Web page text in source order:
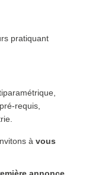
pratiquant
requis,
à vous